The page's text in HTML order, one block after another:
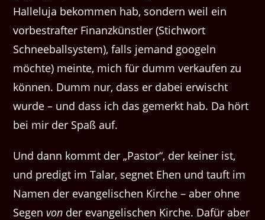
Halleluja bekommen hab, sondern weil ein
vorbestrafter Finanzkünstler (Stichwort
Schneeballsystem), falls jemand googeln
möchte) meinte, mich für dumm verkaufen zu
können. Dumm nur, dass er dabei erwischt
wurde – und dass ich das gemerkt hab. Da hört
bei mir der Spaß auf.
Und dann kommt der „Pastor“, der keiner ist,
und predigt im Talar, segnet Ehen und tauft im
Namen der evangelischen Kirche – aber ohne
Segen von der evangelischen Kirche. Dafür aber